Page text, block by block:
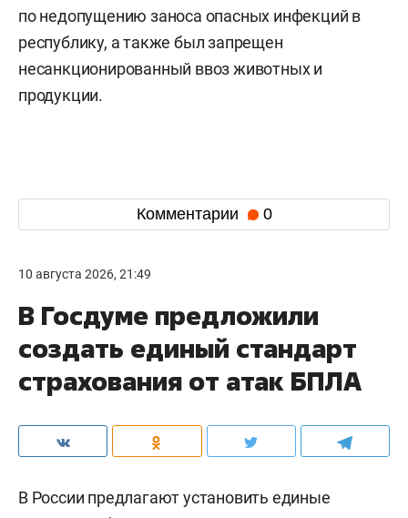
по недопущению заноса опасных инфекций в
республику, а также был запрещен
несанкционированный ввоз животных и
продукции.
Комментарии 0
10 августа 2026, 21:49
В Госдуме предложили
создать единый стандарт
страхования от атак БПЛА
В России предлагают установить единые